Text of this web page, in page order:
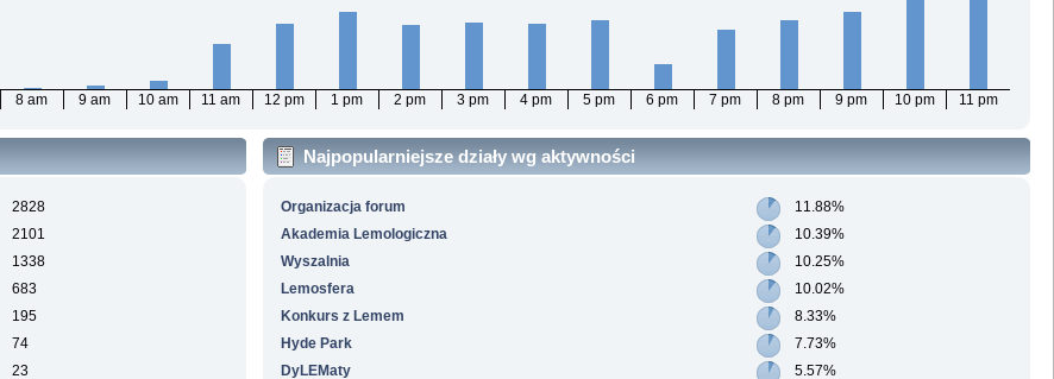
8 am 9 am 10 am 11 am 12 pm 1 pm 2 pm 3 pm 4 pm 5 pm 6 pm 7 pm 8 pm 9 pm 10 pm 11 pm
2828
2101
1338
683
195
74
23
Najpopularniejsze działy wg aktywności
Organizacja forum
11.88%
Akademia Lemologiczna
10.39%
Wyszalnia
10.25%
Lemosfera
10.02%
Konkurs z Lemem
8.33%
Hyde Park
7.73%
DyLEMaty
5.57%